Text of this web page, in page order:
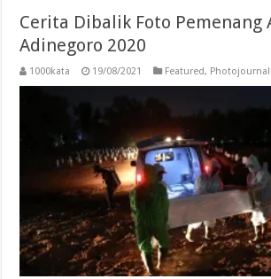
Cerita Dibalik Foto Pemenang
Adinegoro 2020
1000kata 19/08/2021 Featured,